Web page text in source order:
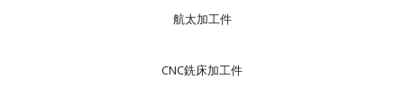
航太加工件
CNC銑床加工件